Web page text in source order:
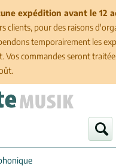
expédition avant le 12
clients, pour des raisons
temporairement les
Vos commandes seront